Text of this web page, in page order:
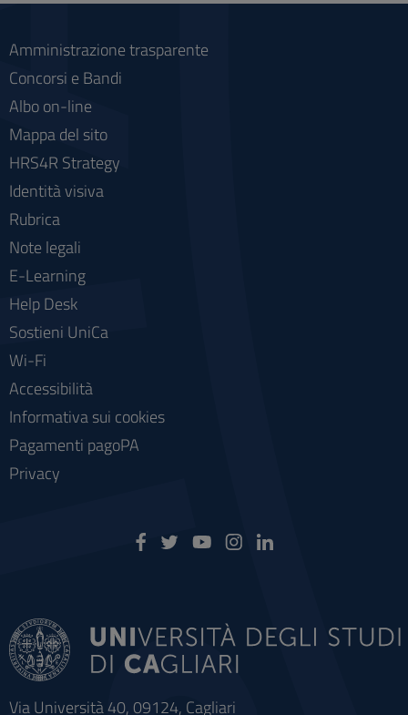
Via Università 40, 09124, Cagliari
Amministrazione trasparente
Concorsi e Bandi
Albo on-line
Mappa del sito
HRS4R Strategy
Identità visiva
Rubrica
Note legali
E-Learning
Help Desk
Sostieni UniCa
Wi-Fi
Accessibilità
Informativa sui cookies
Pagamenti pagoPA
Privacy